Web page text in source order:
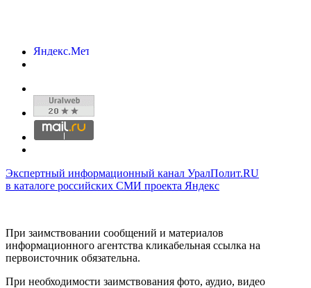
Экспертный информационный канал УралПолит.RU
в каталоге российских СМИ проекта Яндекс
При заимствовании сообщений и материалов
информационного агентства кликабельная ссылка на
первоисточник обязательна.
При необходимости заимствования фото, аудио, видео